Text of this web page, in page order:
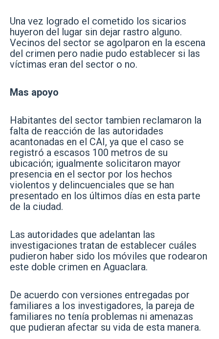
Una vez logrado el cometido los sicarios
huyeron del lugar sin dejar rastro alguno.
Vecinos del sector se agolparon en la escena
del crimen pero nadie pudo establecer si las
víctimas eran del sector o no.
Mas apoyo
Habitantes del sector tambien reclamaron la
falta de reacción de las autoridades
acantonadas en el CAI, ya que el caso se
registró a escasos 100 metros de su
ubicación; igualmente solicitaron mayor
presencia en el sector por los hechos
violentos y delincuenciales que se han
presentado en los últimos días en esta parte
de la ciudad.
Las autoridades que adelantan las
investigaciones tratan de establecer cuáles
pudieron haber sido los móviles que rodearon
este doble crimen en Aguaclara.
De acuerdo con versiones entregadas por
familiares a los investigadores, la pareja de
familiares no tenía problemas ni amenazas
que pudieran afectar su vida de esta manera.